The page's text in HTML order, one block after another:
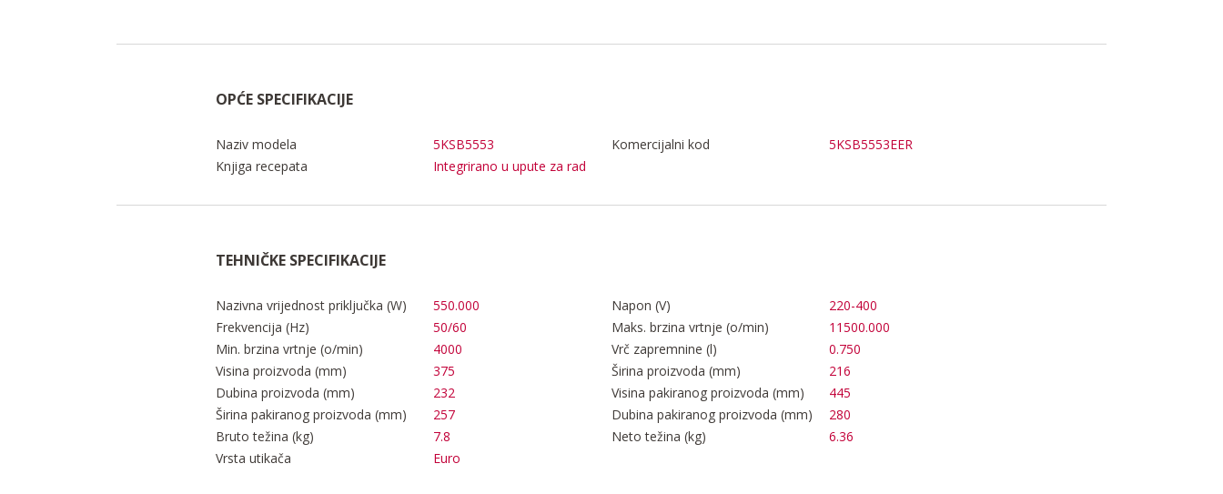
OPĆE SPECIFIKACIJE
Naziv modela 5KSB5553 Komercijalni kod
5KSB5553EER
Knjiga recepata
Integrirano u upute za rad
TEHNIČKE SPECIFIKACIJE
Nazivna vrijednost priključka (W) 550.000 Napon (V)
220-400
Frekvencija (Hz)
50/60 Maks. brzina vrtnje (o/min)
11500.000
Min. brzina vrtnje (o/min)
4000 Vrč zapremnine (l)
0.750
Visina proizvoda (mm)
375 Širina proizvoda (mm)
216
Dubina proizvoda (mm)
232 Visina pakiranog proizvoda (mm)
445
Širina pakiranog proizvoda (mm)
257 Dubina pakiranog proizvoda (mm)
280
Bruto težina (kg)
7.8 Neto težina (kg)
6.36
Vrsta utikača
Euro